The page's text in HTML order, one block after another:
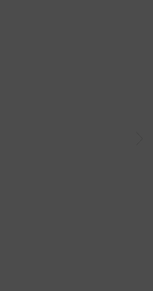
記載する事はできます